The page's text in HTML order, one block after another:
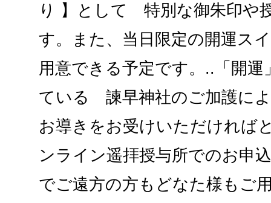
り 】として 特別な御朱印や
す。また、当日限定の開運ス
用意できる予定です。..「開
ている 諫早神社のご加護に
お導きをお受けいただければ
ンライン遥拝授与所でのお申
でご遠方の方もどなた様もご